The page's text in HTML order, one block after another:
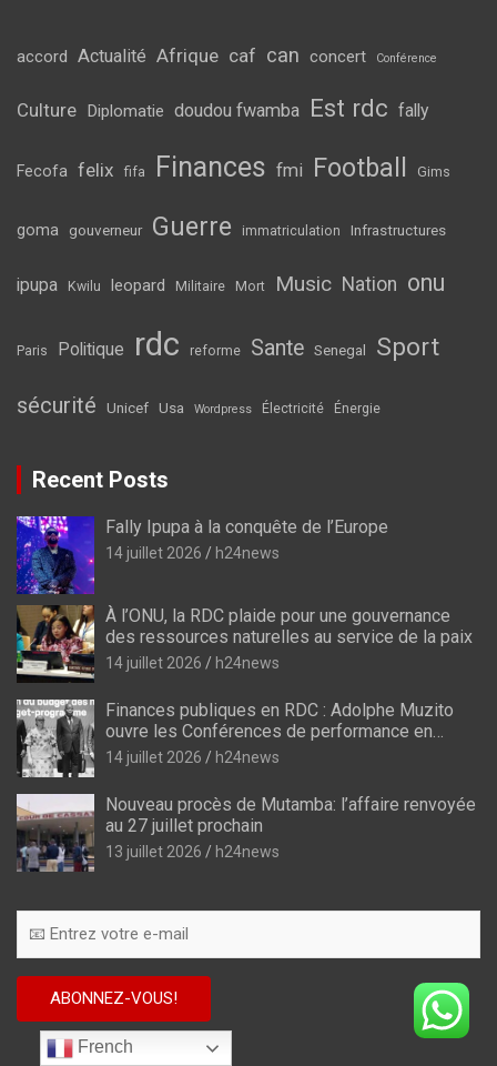
accord Actualité Afrique caf can concert Conférence
Culture Diplomatie doudou fwamba Est rdc fally
Fecofa felix fifa Finances fmi Football Gims
goma gouverneur Guerre immatriculation Infrastructures
ipupa Kwilu leopard Militaire Mort Music Nation onu
Paris Politique rdc reforme Sante Senegal Sport
sécurité Unicef Usa Wordpress Électricité Énergie
Recent Posts
Fally Ipupa à la conquête de l’Europe
14 juillet 2026 h24news
À l’ONU, la RDC plaide pour une gouvernance
des ressources naturelles au service de la paix
14 juillet 2026 h24news
Finances publiques en RDC : Adolphe Muzito
ouvre les Conférences de performance en
prélude au budget-programme de 2028
14 juillet 2026 h24news
Nouveau procès de Mutamba: l’affaire renvoyée
au 27 juillet prochain
13 juillet 2026 h24news
French